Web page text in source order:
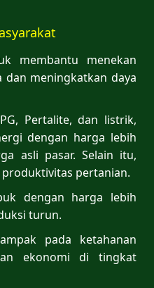
membantu menekan
meningkatkan daya
Pertalite, dan listrik,
dengan harga lebih
asli pasar. Selain itu,
pertanian.
dengan harga lebih
turun.
pada ketahanan
ekonomi di tingkat